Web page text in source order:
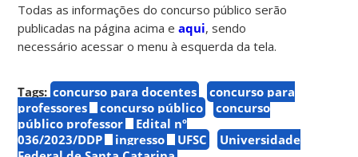
Todas as informações do concurso público serão
publicadas na página acima eaqui, sendo
necessário acessar o menu à esquerda da tela.
Tags: concurso para docentes
concurso para
professores
concurso público
concurso
público professor
Edital nº
036/2023/DDP
ingresso UFSC
Universidade